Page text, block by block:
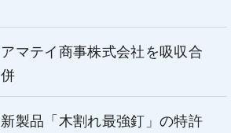
アマテイ商事株式会社を吸収合
併
新製品「木割れ最強釘」の特許